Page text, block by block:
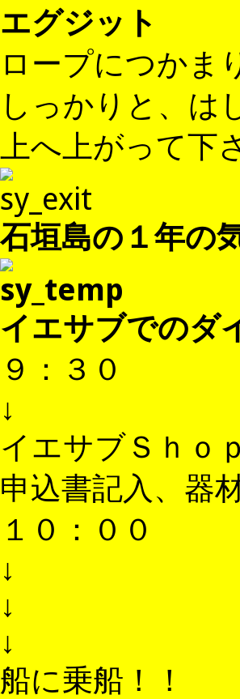
エグジット
ロープにつかま
しっかりと、は
上へ上がって下
石垣島の１年の
イエサブでのダ
９：３０
↓
イエサブＳｈｏ
申込書記入、器
１０：００
↓
↓
↓
船に乗船！！